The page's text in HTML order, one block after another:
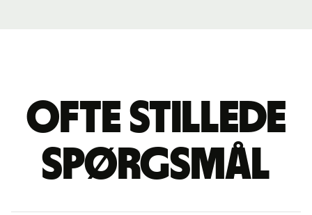
Ofte stillede
spørgsmål